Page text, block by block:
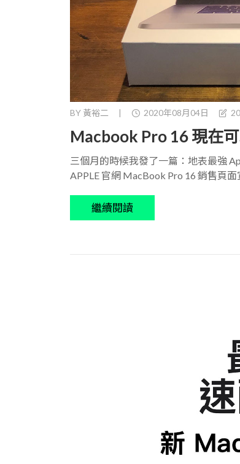
BY 黃裕二 | 2020年08月04日
Macbook Pro 16 現在
三個月的時候我發了一篇：地表最強
APPLE 官網 MacBook Pro 16 銷售頁
繼續閱讀